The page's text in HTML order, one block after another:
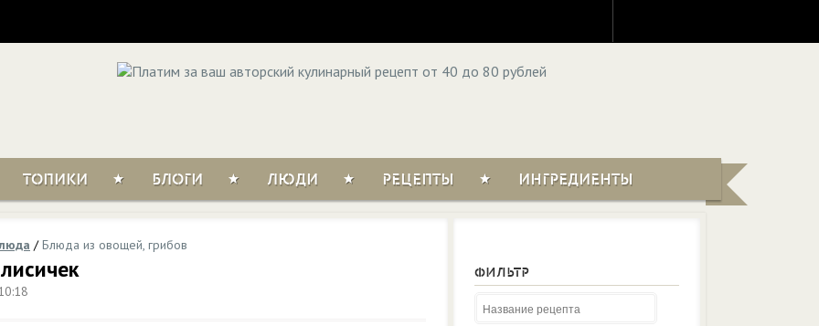
ТОПИКИ БЛОГИ ЛЮДИ РЕЦЕПТЫ ИНГРЕДИЕНТЫ
/Блюда из овощей, грибов
ФИЛЬТР